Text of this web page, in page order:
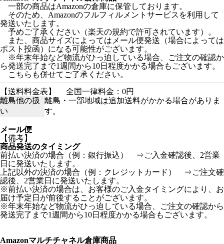
一部の商品はAmazonの倉庫に保管しております。
そのため、Amazonのフルフィルメントサービスを利用して
発送いたします。
予めご了承ください（楽天の規約で許可されています）。
また、商品サイズによってはメール便発送（場合によっては
ポスト投函）になる可能性がございます。
※年末年始など物流がひっ迫している場合、ご注文の確認か
ら発送完了まで1週間から10日程度かかる場合もございます。
こちらも併せてご了承ください。
【送料料金表】
全国一律料金：0円
離島他の扱
い
離島・一部地域は追加送料がかかる場合がありま
す。
メール便
【備考】
商品発送のタイミング
前払い決済の場合（例：銀行振込） ⇒ご入金確認後、2営業
日に発送いたします。
上記以外の決済の場合（例：クレジットカード） ⇒ご注文確
認後、2営業日に発送いたします。
※前払い決済の場合は、お客様のご入金タイミングにより、お
届け予定日が前後することがございます。
※年末年始など物流がひっ迫している場合、ご注文の確認から
発送完了まで1週間から10日程度かかる場合もございます。
Amazonマルチチャネル倉庫商品